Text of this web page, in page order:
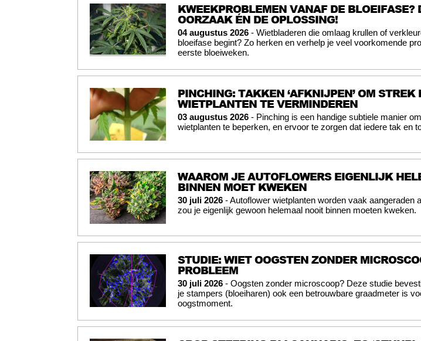
KWEEKPROBLEMEN VANAF DE BLOEIFASE?
OORZAAK ÉN DE OPLOSSING!
04 augustus 2026 - Wietbladeren die omlaag krullen of
bloeifase begint? Zo herken en verhelp je veel voorkomende
eerste bloeiweken.
PINCHING: TAKKEN ‘AFKNIJPEN’ OM STREK
WIETPLANTEN TE VERMINDEREN
03 augustus 2026 - Pinching is een handige subtiele manier
wietplanten te beperken, en ervoor te zorgen dat iedere tak en
WAAROM JE AUTOFLOWERS EIGENLIJK
BINNEN MOET KWEKEN
30 juli 2026 - Autoflower wietplanten worden vaak aangeraden
zou je eigenlijk gewoon helemaal nooit binnen moeten kweken.
STUDIE: WIET OOGSTEN ZONDER
PROBLEEM
30 juli 2026 - Oogsten zonder microscoop? Deze studie
je stampers (bloeiharen) ook een betrouwbare graadmeter is
oogstmoment.